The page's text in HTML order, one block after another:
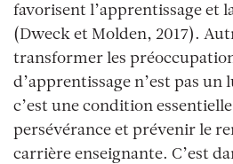
favorisent l’apprentissage et
(Dweck et Molden, 2017).
transformer les
d’apprentissage n’est pas un
c’est une condition
persévérance et prévenir le
carrière enseignante. C’est